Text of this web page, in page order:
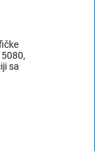
5080,
sa